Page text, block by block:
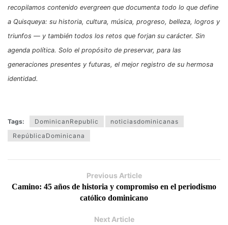
recopilamos contenido evergreen que documenta todo lo que define
a Quisqueya: su historia, cultura, música, progreso, belleza, logros y
triunfos — y también todos los retos que forjan su carácter. Sin
agenda política. Solo el propósito de preservar, para las
generaciones presentes y futuras, el mejor registro de su hermosa
identidad.
Tags: DominicanRepublic
noticiasdominicanas
RepúblicaDominicana
Previous Article
Camino: 45 años de historia y compromiso en el periodismo
católico dominicano
Next Article